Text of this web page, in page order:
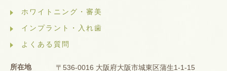
ホワイトニング・審美
インプラント・入れ歯
よくある質問
所在地
〒536-0016 大阪府大阪市城東区蒲生1-1-15